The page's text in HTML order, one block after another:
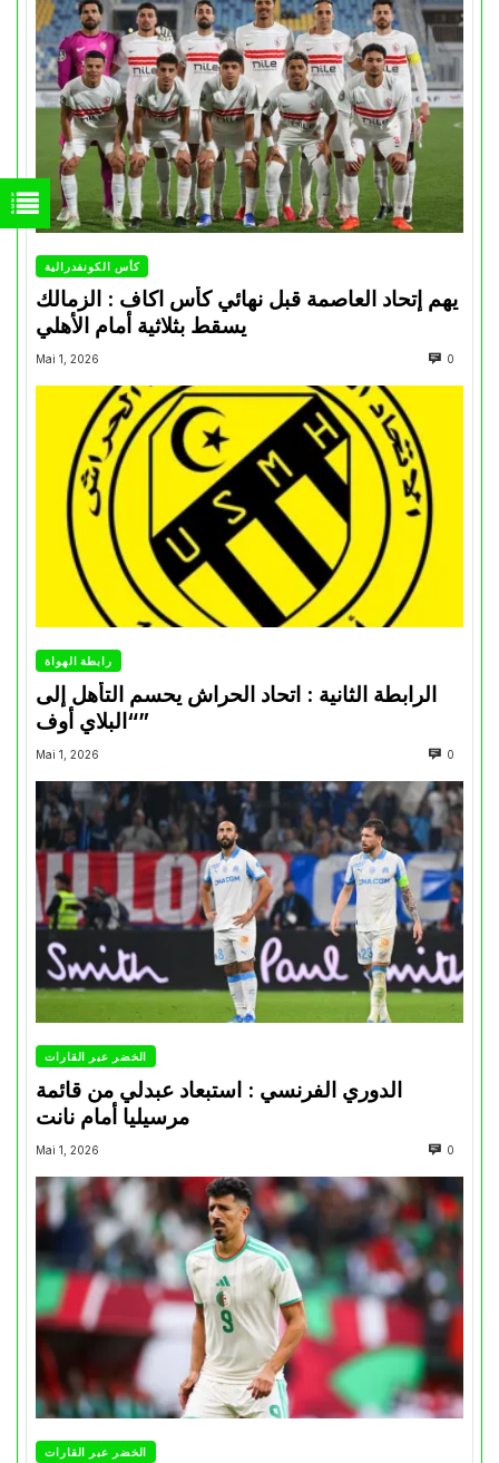
كأس الكونفدرالية
يهم إتحاد العاصمة قبل نهائي كأس اكاف : الزمالك
Mai 1, 2026 0
رابطة الهواة
الرابطة الثانية : اتحاد الحراش يحسم التأهل إلى
“البلاي أوف”
Mai 1, 2026 0
الخضر عبر القارات
الدوري الفرنسي : استبعاد عبدلي من قائمة
مرسيليا أمام نانت
Mai 1, 2026 0
الخضر عبر القارات